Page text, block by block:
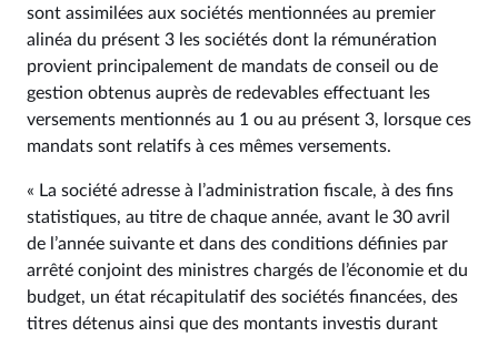
sont assimilées aux sociétés mentionnées au premier
alinéa du présent 3 les sociétés dont la rémunération
provient principalement de mandats de conseil ou de
gestion obtenus auprès de redevables effectuant les
versements mentionnés au 1 ou au présent 3, lorsque ces
mandats sont relatifs à ces mêmes versements.
« La société adresse à l’administration fiscale, à des fins
statistiques, au titre de chaque année, avant le 30 avril
de l’année suivante et dans des conditions définies par
arrêté conjoint des ministres chargés de l’économie et du
budget, un état récapitulatif des sociétés financées, des
titres détenus ainsi que des montants investis durant